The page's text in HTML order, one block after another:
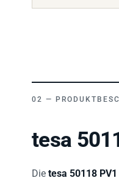
tesa
Die tesa 50118 PV1